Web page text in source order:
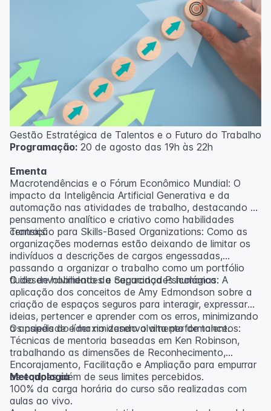
Gestão Estratégica de Talentos e o Futuro do Trabalho
Programação: 20 de agosto das 19h às 22h
Ementa
Macrotendências e o Fórum Econômico Mundial: O
impacto da Inteligência Artificial Generativa e da
automação nas atividades de trabalho, destacando o
pensamento analítico e criativo como habilidades
centrais.
Transição para Skills-Based Organizations: Como as
organizações modernas estão deixando de limitar os
indivíduos a descrições de cargos engessadas,
passando a organizar o trabalho como um portfólio
fluido de habilidades e capacidades humanas.
O desenvolvimento da Segurança Psicológica: A
aplicação dos conceitos de Amy Edmondson sobre a
criação de espaços seguros para interagir, expressar
ideias, pertencer e aprender com os erros, minimizando
a ansiedade e maximizando a alta performance.
Os papéis do líder no desenvolvimento de talentos:
Técnicas de mentoria baseadas em Ken Robinson,
trabalhando as dimensões de Reconhecimento,
Encorajamento, Facilitação e Ampliação para empurrar
as equipes além de seus limites percebidos.
Metodologia
100% da carga horária do curso são realizadas com
aulas ao vivo.